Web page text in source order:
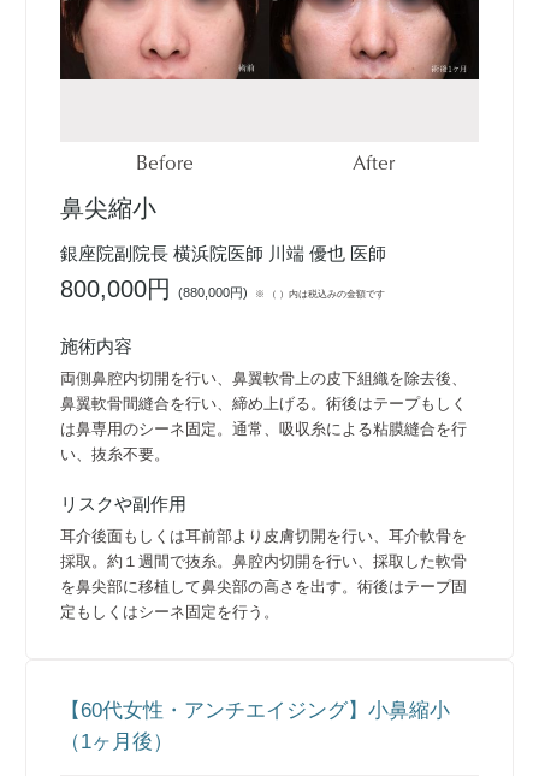
Before After
鼻尖縮小
銀座院副院長 横浜院医師 川端 優也 医師
800,000円(880,000円) ※ （ ）内は税込みの金額です
施術内容
両側鼻腔内切開を行い、鼻翼軟骨上の皮下組織を除去後、
鼻翼軟骨間縫合を行い、締め上げる。術後はテープもしく
は鼻専用のシーネ固定。通常、吸収糸による粘膜縫合を行
い、抜糸不要。
リスクや副作用
耳介後面もしくは耳前部より皮膚切開を行い、耳介軟骨を
採取。約１週間で抜糸。鼻腔内切開を行い、採取した軟骨
を鼻尖部に移植して鼻尖部の高さを出す。術後はテープ固
定もしくはシーネ固定を行う。
【60代女性・アンチエイジング】小鼻縮小
（1ヶ月後）